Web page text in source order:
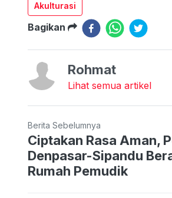
Akulturasi
Bagikan
Rohmat
Lihat semua artikel
Berita Sebelumnya
Ciptakan Rasa Aman,
Denpasar-Sipandu
Rumah Pemudik